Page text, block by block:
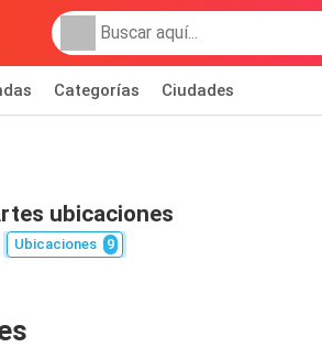
Categorías Ciudades
ubicaciones
Ubicaciones 9